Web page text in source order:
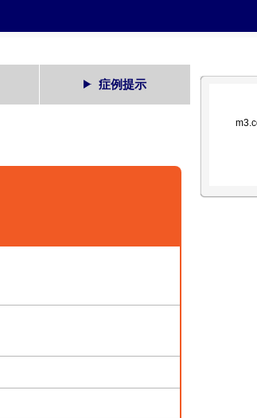
症例提示